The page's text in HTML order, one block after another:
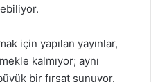
için yapılan yayınlar,
kalmıyor; aynı
bir fırsat sunuyor.